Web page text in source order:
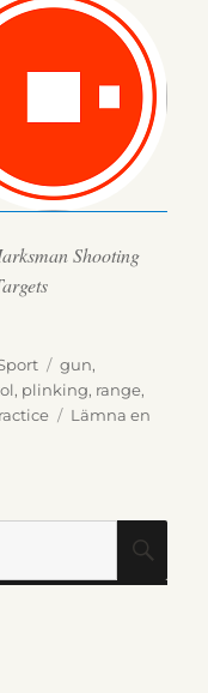
Shooting
Etiketter
gun,
, plinking, range,
Lämna en